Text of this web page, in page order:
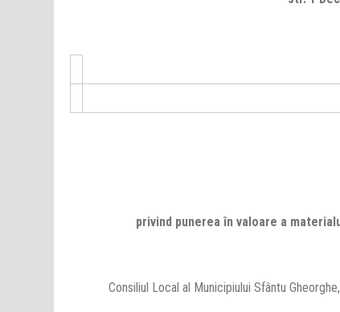
privind punerea în valoare a
Consiliul Local al Municipiului Sfântu Gheorghe,